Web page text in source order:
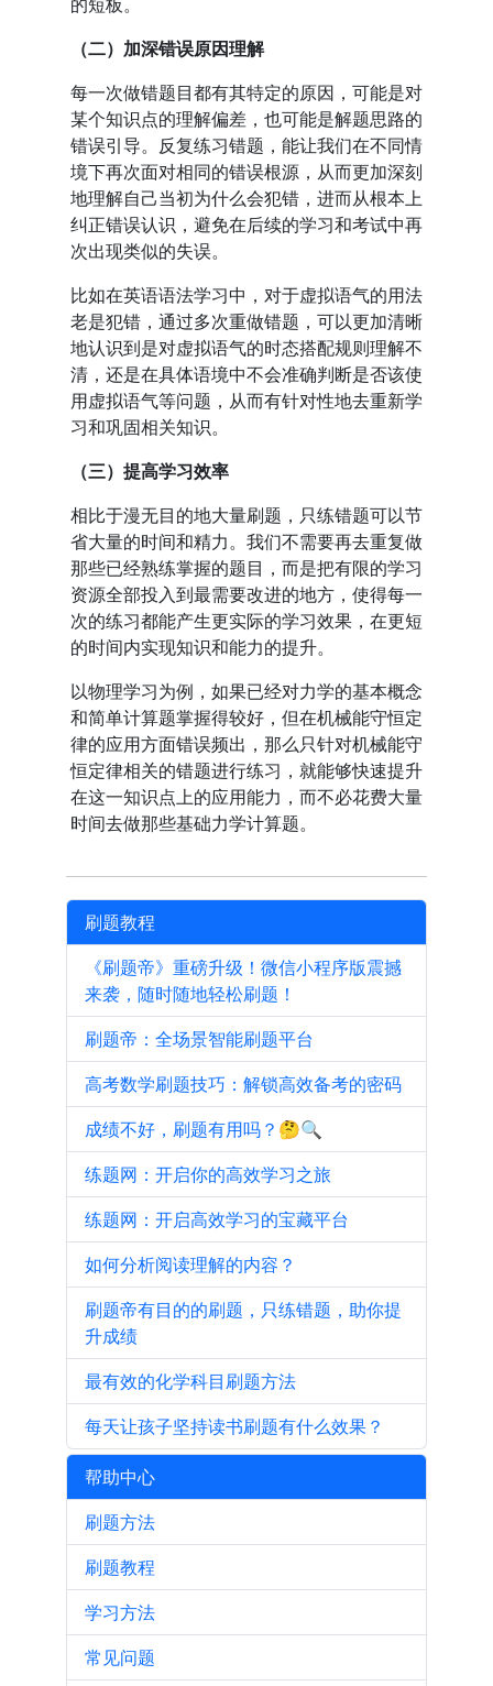
（二）加深错误原因理解
每一次做错题目都有其特定的原因，可能是对
某个知识点的理解偏差，也可能是解题思路的
错误引导。反复练习错题，能让我们在不同情
境下再次面对相同的错误根源，从而更加深刻
地理解自己当初为什么会犯错，进而从根本上
纠正错误认识，避免在后续的学习和考试中再
次出现类似的失误。
比如在英语语法学习中，对于虚拟语气的用法
老是犯错，通过多次重做错题，可以更加清晰
地认识到是对虚拟语气的时态搭配规则理解不
清，还是在具体语境中不会准确判断是否该使
用虚拟语气等问题，从而有针对性地去重新学
习和巩固相关知识。
（三）提高学习效率
相比于漫无目的地大量刷题，只练错题可以节
省大量的时间和精力。我们不需要再去重复做
那些已经熟练掌握的题目，而是把有限的学习
资源全部投入到最需要改进的地方，使得每一
次的练习都能产生更实际的学习效果，在更短
的时间内实现知识和能力的提升。
以物理学习为例，如果已经对力学的基本概念
和简单计算题掌握得较好，但在机械能守恒定
律的应用方面错误频出，那么只针对机械能守
恒定律相关的错题进行练习，就能够快速提升
在这一知识点上的应用能力，而不必花费大量
时间去做那些基础力学计算题。
刷题教程
《刷题帝》重磅升级！微信小程序版震撼
来袭，随时随地轻松刷题！
刷题帝：全场景智能刷题平台
高考数学刷题技巧：解锁高效备考的密码
成绩不好，刷题有用吗？🤔🔍
练题网：开启你的高效学习之旅
练题网：开启高效学习的宝藏平台
如何分析阅读理解的内容？
刷题帝有目的的刷题，只练错题，助你提
升成绩
最有效的化学科目刷题方法
每天让孩子坚持读书刷题有什么效果？
帮助中心
刷题方法
刷题教程
学习方法
常见问题